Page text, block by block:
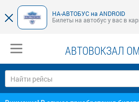
НА-АВТОБУС на ANDROID
Билеты на автобус у вас в
АВТОВОКЗАЛ